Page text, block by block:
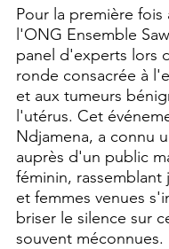
Pour la première fois
l'ONG Ensemble
panel d'experts lors
ronde consacrée à
et aux tumeurs
l'utérus. Cet
Ndjamena, a connu
auprès d'un public
féminin, rassemblant
et femmes venues
briser le silence sur
souvent méconnues.